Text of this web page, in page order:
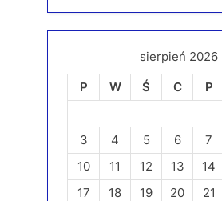
sierpień 2026
P
W Ś C P
3
4 5 6 7
10
11 12 13 14
17
18 19 20 21